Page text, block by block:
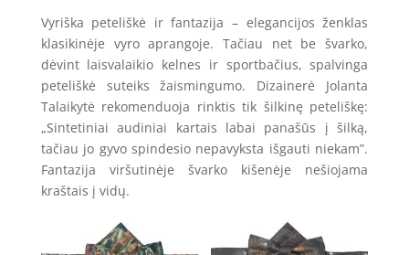
Vyriška peteliškė ir fantazija – elegancijos ženklas
klasikinėje vyro aprangoje. Tačiau net be švarko,
dėvint laisvalaikio kelnes ir sportbačius, spalvinga
peteliškė suteiks žaismingumo. Dizainerė Jolanta
Talaikytė rekomenduoja rinktis tik šilkinę peteliškę:
„Sintetiniai audiniai kartais labai panašūs į šilką,
tačiau jo gyvo spindesio nepavyksta išgauti niekam”.
Fantazija viršutinėje švarko kišenėje nešiojama
kraštais į vidų.